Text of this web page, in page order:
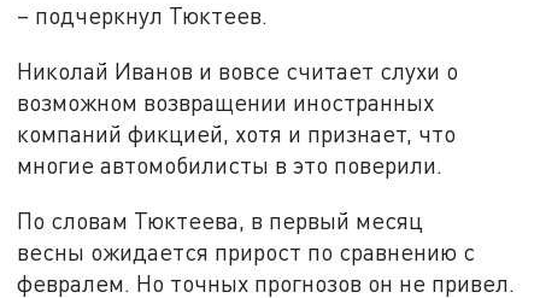
– подчеркнул Тюктеев.
Николай Иванов и вовсе считает слухи о
возможном возвращении иностранных
компаний фикцией, хотя и признает, что
многие автомобилисты в это поверили.
По словам Тюктеева, в первый месяц
весны ожидается прирост по сравнению с
февралем. Но точных прогнозов он не привел.